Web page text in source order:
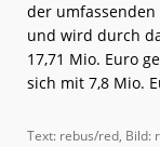
der umfassenden
und wird durch
17,71 Mio. Euro
sich mit 7,8 Mio.
Text: rebus/red, Bild: